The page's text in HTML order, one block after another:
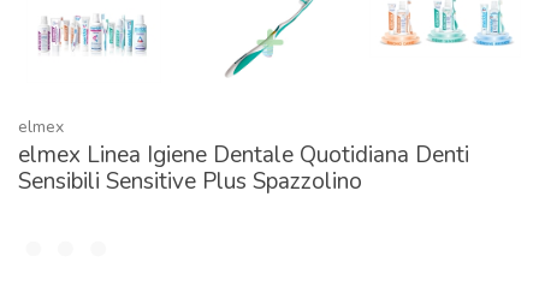
elmex
elmex Linea Igiene Dentale Quotidiana Denti
Sensibili Sensitive Plus Spazzolino